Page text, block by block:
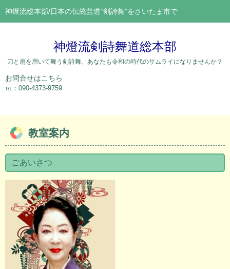
神燈流総本部/日本の伝統芸道“剣詩舞”をさいたま市で
神燈流剣詩舞道総本部
刀と扇を用いて舞う剣詩舞。あなたも令和の時代のサムライになりませんか？
お問合せはこちら
℡：090-4373-9759
教室案内
ごあいさつ